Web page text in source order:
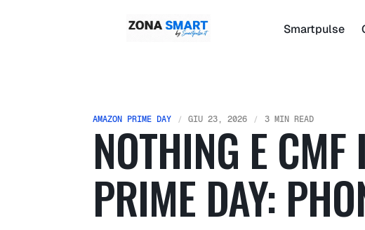
Smartpulse
AMAZON PRIME DAY GIU 23, 2026 3 MIN READ
NOTHING E CMF
PRIME DAY: